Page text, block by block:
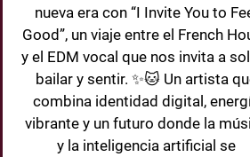
nueva era con “I Invite You to
Good”, un viaje entre el French
y el EDM vocal que nos invita a
bailar y sentir. ✨🐱 Un artista
combina identidad digital,
vibrante y un futuro donde la
y la inteligencia artificial se